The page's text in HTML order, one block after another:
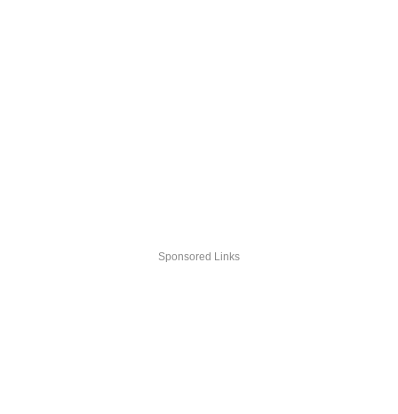
Sponsored Links